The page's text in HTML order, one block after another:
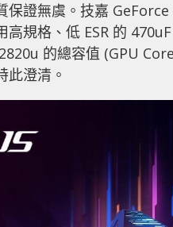
保證無虞。技嘉
高規格、低 ESR 的
的總容值 (GPU
此澄清。